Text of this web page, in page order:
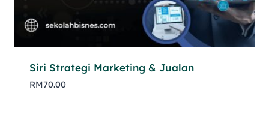
Siri Strategi Marketing & Jualan
RM70.00